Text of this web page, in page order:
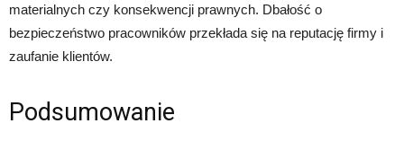
materialnych czy konsekwencji prawnych. Dbałość o
bezpieczeństwo pracowników przekłada się na reputację firmy i
zaufanie klientów.
Podsumowanie